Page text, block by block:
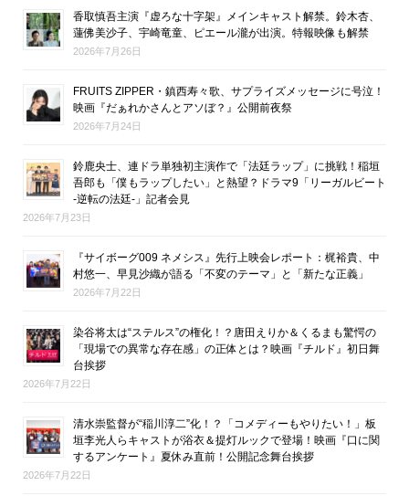
香取慎吾主演『虚ろな十字架』メインキャスト解禁。鈴木杏、
蓮佛美沙子、宇崎竜童、ピエール瀧が出演。特報映像も解禁
2026年7月26日
FRUITS ZIPPER・鎮西寿々歌、サプライズメッセージに号泣！
映画『だぁれかさんとアソぼ？』公開前夜祭
2026年7月24日
鈴鹿央士、連ドラ単独初主演作で「法廷ラップ」に挑戦！稲垣
吾郎も「僕もラップしたい」と熱望？ドラマ9「リーガルビート
-逆転の法廷-」記者会見
2026年7月23日
『サイボーグ009 ネメシス』先行上映会レポート：梶裕貴、中
村悠一、早見沙織が語る「不変のテーマ」と「新たな正義」
2026年7月22日
染谷将太は“ステルス”の権化！？唐田えりか＆くるまも驚愕の
「現場での異常な存在感」の正体とは？映画『チルド』初日舞
台挨拶
2026年7月22日
清水崇監督が“稲川淳二”化！？「コメディーもやりたい！」板
垣李光人らキャストが浴衣＆提灯ルックで登場！映画『口に関
するアンケート』夏休み直前！公開記念舞台挨拶
2026年7月22日